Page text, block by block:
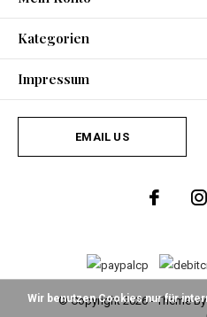
Kategorien
Impressum
EMAIL US
© Copyright2026- Theme
Wir benutzen Cookies nur für